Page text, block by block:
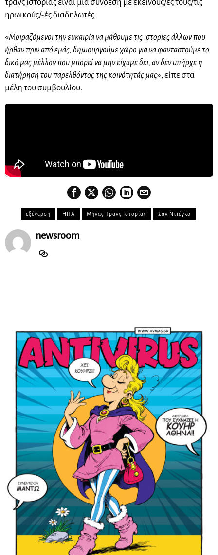
τρανς ιστορίας είναι μια σύνδεση με εκείνους/ες τους/τις
ηρωικούς/-ές διαδηλωτές.
«Μοιραζόμενοι την ευκαιρία να μάθουμε τις ιστορίες άλλων που
ήρθαν πριν από εμάς, δημιουργούμε χώρο για να φανταστούμε το
δικό μας μέλλον που μπορεί να μην είχαμε δει, αν δεν υπήρχε η
διατήρηση του παρελθόντος της κοινότητάς μας», είπε στα
μέλη του συμβουλίου.
εξέγερση ΗΠΑ Μήνας Τρανς Ιστορίας Σαν Ντιέγκο
newsroom